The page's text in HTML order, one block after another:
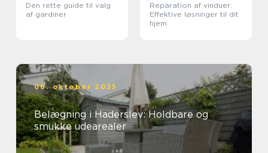
Den rette guide til valg
af gardiner
Reparation af vinduer:
Effektive løsninger til dit
hjem
06. oktober 2025
Belægning i Haderslev: Holdbare og
smukke udearealer